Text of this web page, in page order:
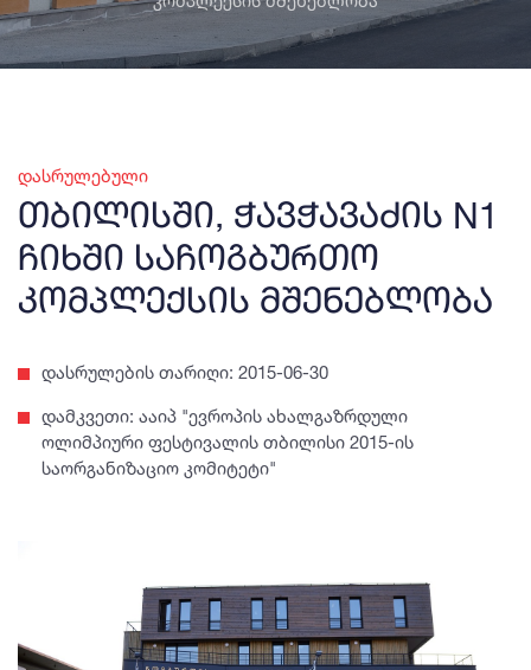
დასრულებული
თბილისში, ჭავჭავაძის N1
ჩიხში საჩოგბურთო
კომპლექსის მშენებლობა
დასრულების თარიღი: 2015-06-30
დამკვეთი: ააიპ "ევროპის ახალგაზრდული
ოლიმპიური ფესტივალის თბილისი 2015-ის
საორგანიზაციო კომიტეტი"